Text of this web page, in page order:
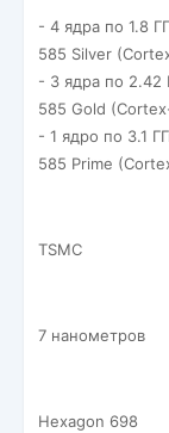
- 4 ядра по 1.8
585 Silver
- 3 ядра по 2.42
585 Gold
- 1 ядро по 3.1
585 Prime
TSMC
7 нанометров
Hexagon 698